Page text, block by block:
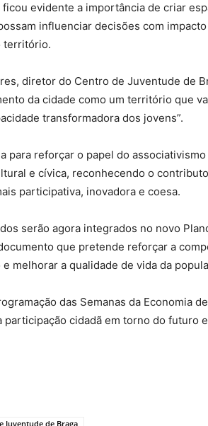
evidente a importância de criar
influenciar decisões com
território.
diretor do Centro de Juventude de
da cidade como um território que
transformadora dos jovens”.
para reforçar o papel do
e cívica, reconhecendo o
participativa, inovadora e coesa.
serão agora integrados no novo
que pretende reforçar a
melhorar a qualidade de vida da
das Semanas da Economia
participação cidadã em torno do futuro
Juventude de Braga